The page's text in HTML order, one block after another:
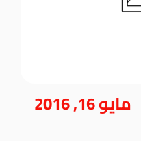
مايو 16, 2016